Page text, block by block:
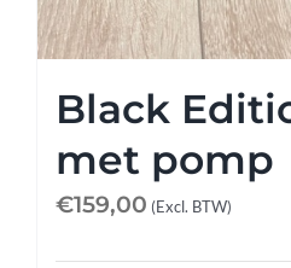
Black
met pomp
€159,00 (Excl. BTW)